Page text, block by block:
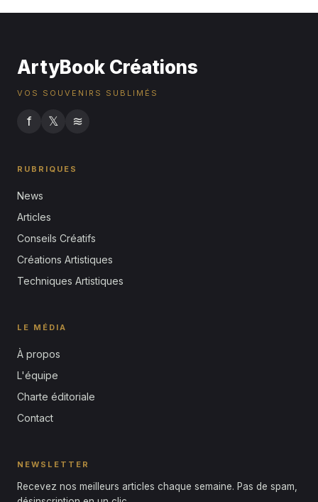
ArtyBook Créations
VOS SOUVENIRS SUBLIMÉS
f 𝕏 ≋
RUBRIQUES
News
Articles
Conseils Créatifs
Créations Artistiques
Techniques Artistiques
LE MÉDIA
À propos
L'équipe
Charte éditoriale
Contact
NEWSLETTER
Recevez nos meilleurs articles chaque semaine. Pas de spam,